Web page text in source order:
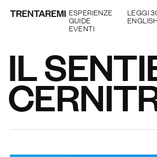
TRENTAREMI ESPERIENZE
GUIDE
EVENTI
LEGGI
IL